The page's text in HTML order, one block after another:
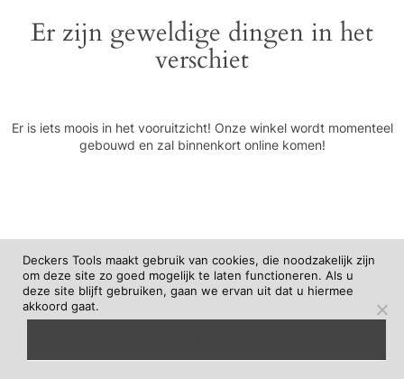
Er zijn geweldige dingen in het
verschiet
Er is iets moois in het vooruitzicht! Onze winkel wordt momenteel
gebouwd en zal binnenkort online komen!
Deckers Tools maakt gebruik van cookies, die noodzakelijk zijn
om deze site zo goed mogelijk te laten functioneren. Als u
deze site blijft gebruiken, gaan we ervan uit dat u hiermee
akkoord gaat.